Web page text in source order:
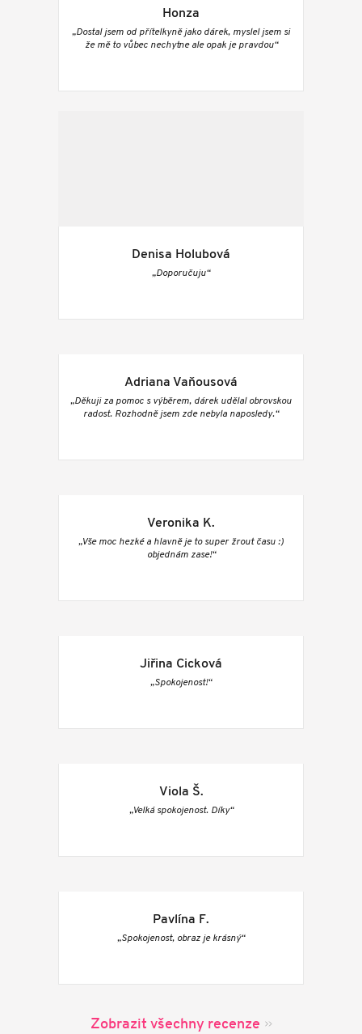
Honza
„Dostal jsem od přítelkyně jako dárek, myslel jsem si
že mě to vůbec nechytne ale opak je pravdou“
Denisa Holubová
„Doporučuju“
Adriana Vaňousová
„Děkuji za pomoc s výběrem, dárek udělal obrovskou
radost. Rozhodně jsem zde nebyla naposledy.“
Veronika K.
„Vše moc hezké a hlavně je to super žrout času :)
objednám zase!“
Jiřina Cicková
„Spokojenost!“
Viola Š.
„Velká spokojenost. Díky“
Pavlína F.
„Spokojenost, obraz je krásný“
Zobrazit všechny recenze